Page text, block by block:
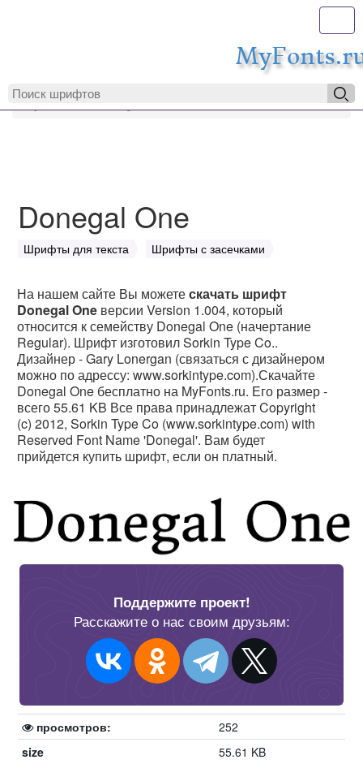
MyFonts.ru
Donegal One
Шрифты для текста Шрифты с засечками
На нашем сайте Вы можетескачать шрифт
Donegal One версии Version 1.004, который
относится к семейству Donegal One (начертание
Regular). Шрифт изготовил Sorkin Type Co..
Дизайнер - Gary Lonergan (связаться с дизайнером
можно по адрессу: www.sorkintype.com).Скачайте
Donegal One бесплатно на MyFonts.ru. Его размер -
всего 55.61 KB Все права принадлежат Copyright
(c) 2012, Sorkin Type Co (www.sorkintype.com) with
Reserved Font Name 'Donegal'. Вам будет
прийдется купить шрифт, если он платный.
Поддержите проект!
Расскажите о нас своим друзьям:
просмотров:
252
size
55.61 KB